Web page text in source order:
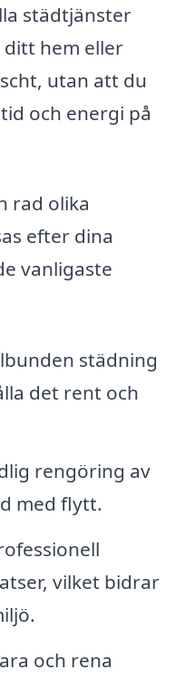
städtjänster
ditt hem eller
utan att du
och energi på
rad olika
efter dina
vanligaste
städning
det rent och
rengöring av
med flytt.
vilket bidrar
och rena